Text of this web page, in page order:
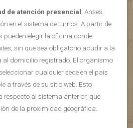
de atención presencial , Anses
en el sistema de turnos. A partir de
pueden elegir la oficina donde
sin que sea obligatorio acudir a la
domicilio registrado. El organismo
cualquier sede en el país
a través de su sitio web. Esto
respecto al sistema anterior, que
de la proximidad geográfica.